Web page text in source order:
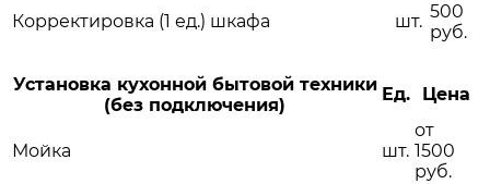
Корректировка (1 ед.) шкафа
шт. 500
руб.
Установка кухонной бытовой техники
(без подключения)
Ед. Цена
Мойка шт.
от
1500
руб.